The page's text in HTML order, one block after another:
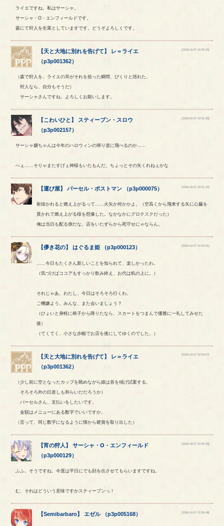
ライエですね。私はサーシャ。
サーシャ・O・エンフィールドです。
森にて狩人を生業としていますです。どうぞよろしくです。
【天と大地に別れを告げて】 レ ＝ ライエ
（p3p001362）
[2018-10-07 22:50:15]
（森で狩人を。ライエの耳がそれを拾った瞬間、ぴくりと揺れた。
狩人なら、自分もそうだ）
サーシャさんですね。よろしくお願いします。
【こわいひと 】 スティーブン ・ スロウ
（p3p002157）
[2018-10-07 22:51:00]
サーシャ嬢ちゃんは今年のハロウィンの帰り道に飛べるのか……
へぇ……そりゃまたすげぇ神様もいたもんだ。ちょっとその矢くれねぇかな
【運び屋】パーセル・ ポストマン （p3p000075） [2018-10-07 22:51:32]
射抜かれると燃え上がるって……火矢か何かかよ。（空高くから飛来する矢に心臓を
貫かれて燃え上がる様を想像した。なかなかにグロテスクだった）
俺は当日も配る側だな。店をいたずらから死守せにゃならん。
【儚き花の】はぐるま姫 （p3p000123） [2018-10-07 22:53:31]
……今日もたくさん新しいことを知られて、楽しかったわ。
（気づけばココアもすっかり飲み終え、お代は机の上に。）
それじゃあ、わたし、今日はそろそろ行くわ。
ご機嫌よう。みんな、また会いましょう？
（ひょいと身軽に椅子から降りたなら、スカートをつまんで優雅に一礼してみせた
後）
（てくてく、小さな歩幅でお店を後にしてゆくのでした。）
【天と大地に別れを告げて】 レ ＝ ライエ
（p3p001362）
[2018-10-07 22:54:57]
（少し前に空となったカップを眺めながら娘は首を傾げ試案する。
そろそろ外の日差しも和らいだだろうか）
パーセルさん、支払いをしたいです。
金額はメニューにある数字でいいですか。
（言って、同じ数字になるように懐から硬貨を取り出した）
【宵の狩人 】サーシャ ・O ・ エンフィールド
（p3p000129）
[2018-10-07 22:55:28]
ふふ、そうですね。今度は平日にでも顔を出させてもらいますですね。
む、それはどういう意味ですかスティーブンっ！
【Semibarbaro】 エゼル（p3p005168） [2018-10-07 22:56:48]